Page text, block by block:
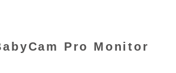
Pro Monitor